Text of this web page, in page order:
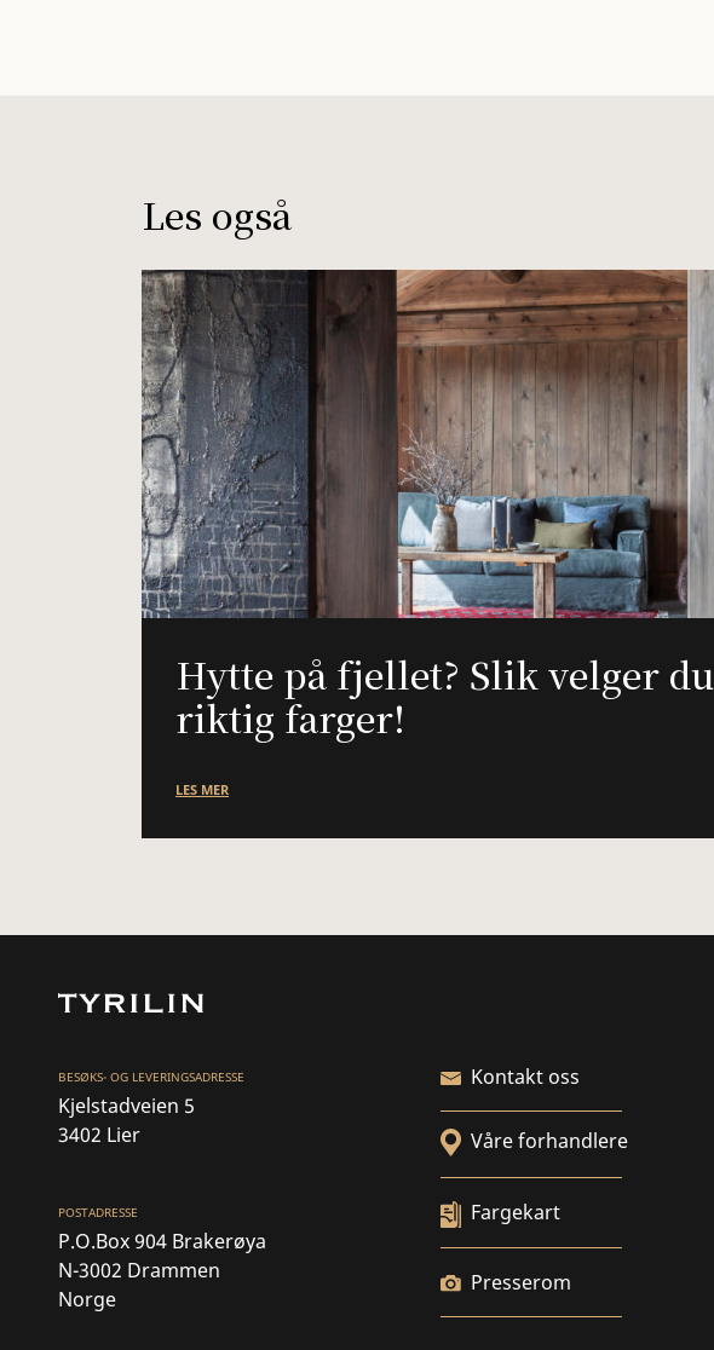
Les også
Hytte på fjellet? Slik velger du
riktig farger!
LES MER
BESØKS- OG LEVERINGSADRESSE
Kjelstadveien 5
3402 Lier
POSTADRESSE
P.O.Box 904 Brakerøya
N-3002 Drammen
Norge
Kontakt oss
Våre forhandlere
Fargekart
Presserom